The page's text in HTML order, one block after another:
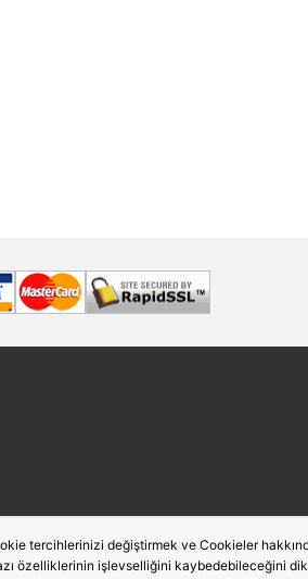
E-ticaret Sistemi ile hazırlanmıştır.
tercihlerinizi değiştirmek ve Cookieler
özelliklerinin işlevselliğini kaybedebileceğini